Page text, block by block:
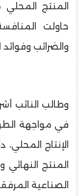
المنتج
حاولت
والضرائب
وطالب النائب
في مواجهة
الإنتاج
المنتج
الصناعية